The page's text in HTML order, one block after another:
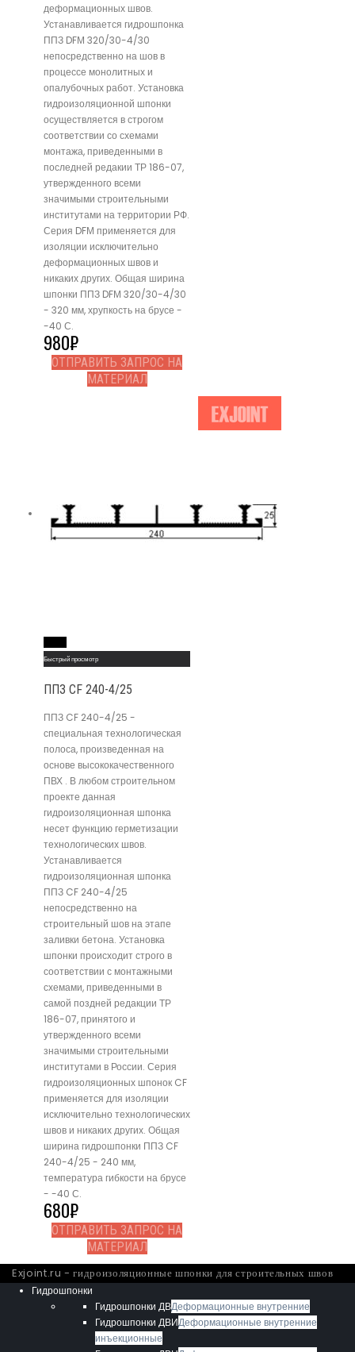
деформационных швов.
Устанавливается гидрошпонка
ППЗ DFМ 320/30-4/30
непосредственно на шов в
процессе монолитных и
опалубочных работ. Установка
гидроизоляционной шпонки
осуществляется в строгом
соответствии со схемами
монтажа, приведенными в
последней редакии ТР 186-07,
утвержденного всеми
значимыми строительными
институтами на территории РФ.
Серия DFМ применяется для
изоляции исключительно
деформационных швов и
никаких других. Общая ширина
шпонки ППЗ DFМ 320/30-4/30
- 320 мм, хрупкость на брусе -
-40 С.
980₽
ОТПРАВИТЬ ЗАПРОС НА
МАТЕРИАЛ
Быстрый просмотр
ППЗ CF 240-4/25
ППЗ CF 240-4/25 -
специальная технологическая
полоса, произведенная на
основе высококачественного
ПВХ . В любом строительном
проекте данная
гидроизоляционная шпонка
несет функцию герметизации
технологических швов.
Устанавливается
гидроизоляционная шпонка
ППЗ CF 240-4/25
непосредственно на
строительный шов на этапе
заливки бетона. Установка
шпонки происходит строго в
соответствии с монтажными
схемами, приведенными в
самой поздней редакции ТР
186-07, принятого и
утвержденного всеми
значимыми строительными
институтами в России. Серия
гидроизоляционных шпонок CF
применяется для изоляции
исключительно технологических
швов и никаких других. Общая
ширина гидрошпонки ППЗ CF
240-4/25 - 240 мм,
температура гибкости на брусе
- -40 С.
680₽
ОТПРАВИТЬ ЗАПРОС НА
МАТЕРИАЛ
Exjoint.ru - гидроизоляционные шпонки для строительных швов
Гидрошпонки
Гидрошпонки ДВДеформационные внутренние
Гидрошпонки ДВИДеформационные внутренние
инъекционные